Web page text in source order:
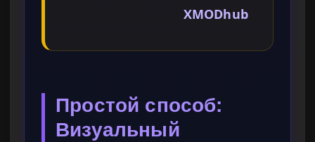
XMODhub
Простой способ:
Визуальный